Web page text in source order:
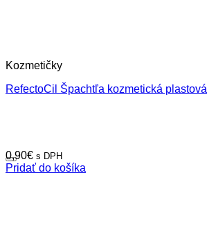
Kozmetičky
RefectoCil Špachtľa kozmetická plastová
0,90€ s DPH
Pridať do košíka